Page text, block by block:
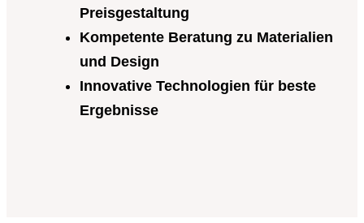
Preisgestaltung
Kompetente Beratung zu Materialien
und Design
Innovative Technologien für beste
Ergebnisse